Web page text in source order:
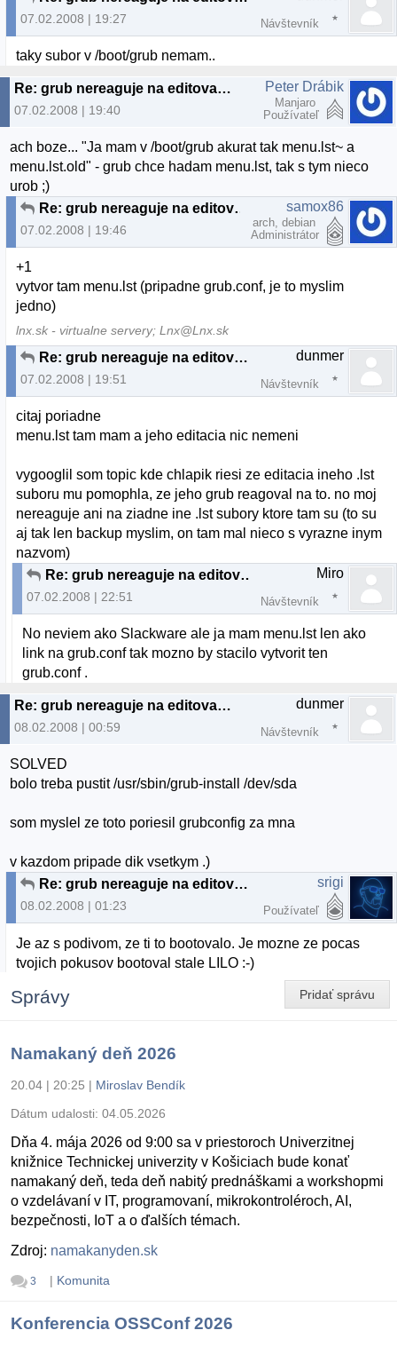
07.02.2008 | 19:27 Návštevník
taky subor v /boot/grub nemam..
Re: grub nereaguje na editovanie menu.lst
07.02.2008 | 19:40
Peter Drábik
Manjaro
Používateľ
ach boze... "Ja mam v /boot/grub akurat tak menu.lst~ a
menu.lst.old" - grub chce hadam menu.lst, tak s tym nieco
urob ;)
Re: grub nereaguje na editovanie menu.lst
07.02.2008 | 19:46
samox86
arch, debian
Administrátor
+1
vytvor tam menu.lst (pripadne grub.conf, je to myslim
jedno)
lnx.sk - virtualne servery; Lnx@Lnx.sk
Re: grub nereaguje na editovanie menu.lst
07.02.2008 | 19:51
dunmer
Návštevník
citaj poriadne
menu.lst tam mam a jeho editacia nic nemeni
vygooglil som topic kde chlapik riesi ze editacia ineho .lst
suboru mu pomophla, ze jeho grub reagoval na to. no moj
nereaguje ani na ziadne ine .lst subory ktore tam su (to su
aj tak len backup myslim, on tam mal nieco s vyrazne inym
nazvom)
Re: grub nereaguje na editovanie menu.lst
07.02.2008 | 22:51
Miro
Návštevník
No neviem ako Slackware ale ja mam menu.lst len ako
link na grub.conf tak mozno by stacilo vytvorit ten
grub.conf .
Re: grub nereaguje na editovanie menu.lst
08.02.2008 | 00:59
dunmer
Návštevník
SOLVED
bolo treba pustit /usr/sbin/grub-install /dev/sda
som myslel ze toto poriesil grubconfig za mna
v kazdom pripade dik vsetkym .)
Re: grub nereaguje na editovanie menu.lst
08.02.2008 | 01:23
srigi
Používateľ
Je az s podivom, ze ti to bootovalo. Je mozne ze pocas
tvojich pokusov bootoval stale LILO :-)
Pridať správu
Správy
Namakaný deň 2026
20.04 | 20:25 | Miroslav Bendík
Dátum udalosti: 04.05.2026
Dňa 4. mája 2026 od 9:00 sa v priestoroch Univerzitnej
knižnice Technickej univerzity v Košiciach bude konať
namakaný deň, teda deň nabitý prednáškami a workshopmi
o vzdelávaní v IT, programovaní, mikrokontroléroch, AI,
bezpečnosti, IoT a o ďalších témach.
Zdroj: namakanyden.sk
3 | Komunita
Konferencia OSSConf 2026